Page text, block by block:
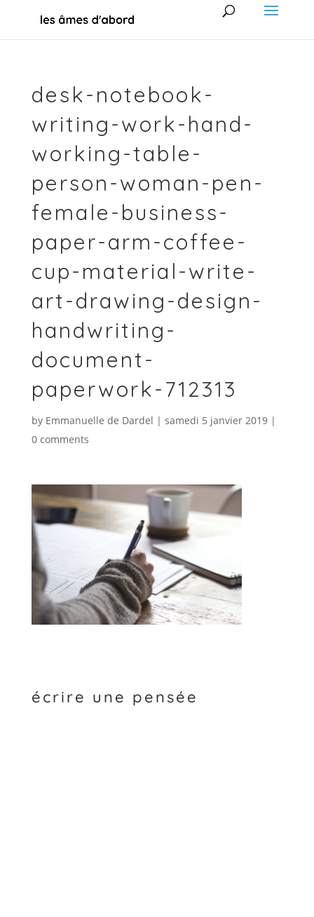
desk-notebook-
writing-work-hand-
working-table-
person-woman-pen-
female-business-
paper-arm-coffee-
cup-material-write-
art-drawing-design-
handwriting-
document-
paperwork-712313
by Emmanuelle de Dardel | samedi 5 janvier 2019|
0 comments
écrire une pensée